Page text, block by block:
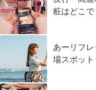
粧はどこで
あーリフ
場スポット